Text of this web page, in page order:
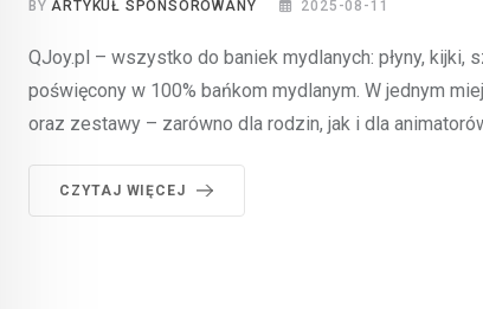
BY ARTYKUŁ SPONSOROWANY 2025-08-11
QJoy.pl – wszystko do baniek mydlanych: płyny,
poświęcony w 100% bańkom mydlanym. W jednym
oraz zestawy – zarówno dla rodzin, jak i dla
CZYTAJ WIĘCEJ